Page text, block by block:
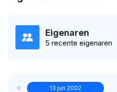
Eigenaren
5 recente eigenaren
13 jun 2002